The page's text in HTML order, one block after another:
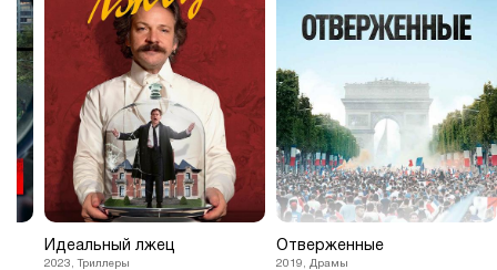
Идеальный лжец
2023, Триллеры
Отверженные
2019, Драмы